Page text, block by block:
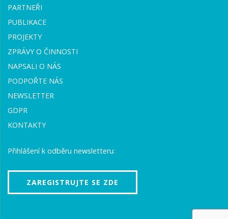
PARTNEŘI
PUBLIKACE
PROJEKTY
ZPRÁVY O ČINNOSTI
NAPSALI O NÁS
PODPOŘTE NÁS
NEWSLETTER
GDPR
KONTAKTY
Přihlášení k odběru newsletteru:
ZAREGISTRUJTE SE ZDE